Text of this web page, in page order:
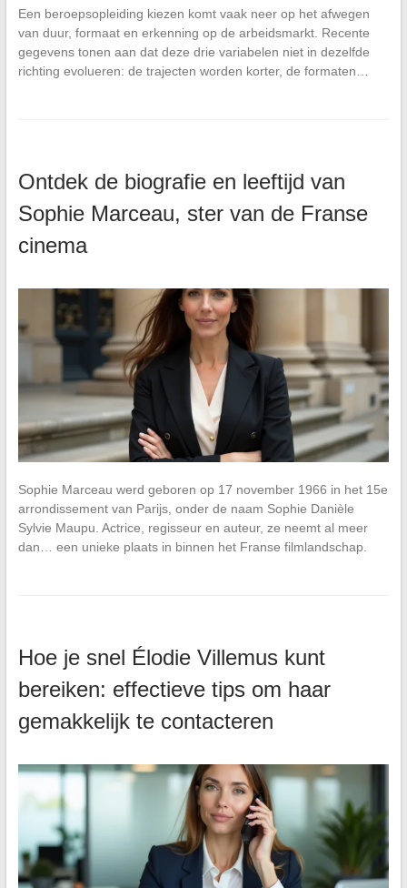
Een beroepsopleiding kiezen komt vaak neer op het afwegen
van duur, formaat en erkenning op de arbeidsmarkt. Recente
gegevens tonen aan dat deze drie variabelen niet in dezelfde
richting evolueren: de trajecten worden korter, de formaten…
Ontdek de biografie en leeftijd van
Sophie Marceau, ster van de Franse
cinema
Sophie Marceau werd geboren op 17 november 1966 in het 15e
arrondissement van Parijs, onder de naam Sophie Danièle
Sylvie Maupu. Actrice, regisseur en auteur, ze neemt al meer
dan… een unieke plaats in binnen het Franse filmlandschap.
Hoe je snel Élodie Villemus kunt
bereiken: effectieve tips om haar
gemakkelijk te contacteren